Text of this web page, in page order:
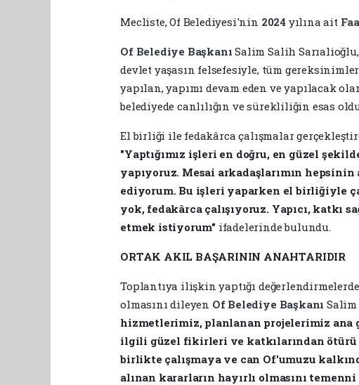
Mecliste, Of Belediyesi'nin 2024 yılına ait
Of Belediye BaşkanıSalim Salih
devlet yaşasın felsefesiyle, tüm
yapılan, yapımı devam eden ve yapılacak
belediyede canlılığın ve sürekliliğin esas
El birliği ile fedakârca çalışmalar
"Yaptığımız işleri en doğru, en güzel
yapıyoruz. Mesai arkadaşlarımın
ediyorum. Bu işleri yaparken el birliğiyle
yok, fedakârca çalışıyoruz. Yapıcı, katkı
etmek istiyorum" ifadelerinde bulundu.
ORTAK AKIL BAŞARININ ANAHTARIDIR
Toplantıya ilişkin yaptığı
olmasını dileyen Of Belediye Başkanı Salim
hizmetlerimiz, planlanan projelerimiz ana
ilgili güzel fikirleri ve katkılarından
birlikte çalışmaya ve can Of'umuzu
alınan kararların hayırlı olmasını